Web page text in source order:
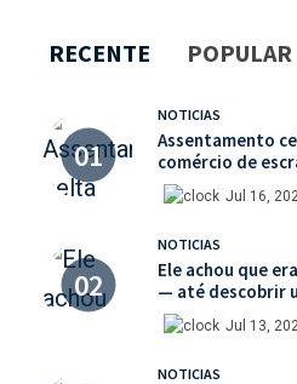
RECENTE POPULAR
NOTICIAS
Assentamento
comércio de
Jul 16,
NOTICIAS
Ele achou que
— até descobrir
valor histórico
Jul 13,
NOTICIAS